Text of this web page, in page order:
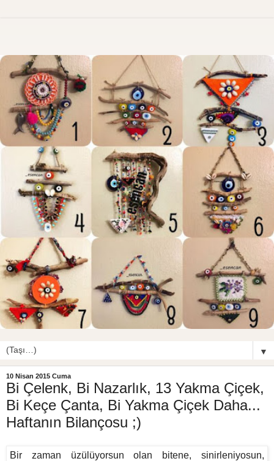
▼
10 Nisan 2015 Cuma
Bi Çelenk, Bi Nazarlık, 13 Yakma Çiçek,
Bi Keçe Çanta, Bi Yakma Çiçek Daha...
Haftanın Bilançosu ;)
Bir zaman üzülüyorsun olan bitene, sinirleniyosun,